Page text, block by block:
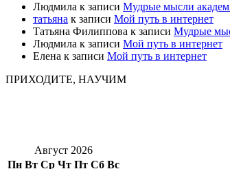
Людмила к записи Мудрые мысли
татьяна к записи Мой путь в интернет
Татьяна Филиппова к записи Мудрые
Людмила к записи Мой путь в интернет
Елена к записи Мой путь в интернет
ПРИХОДИТЕ, НАУЧИМ
Август 2026
Пн Вт Ср Чт Пт Сб Вс